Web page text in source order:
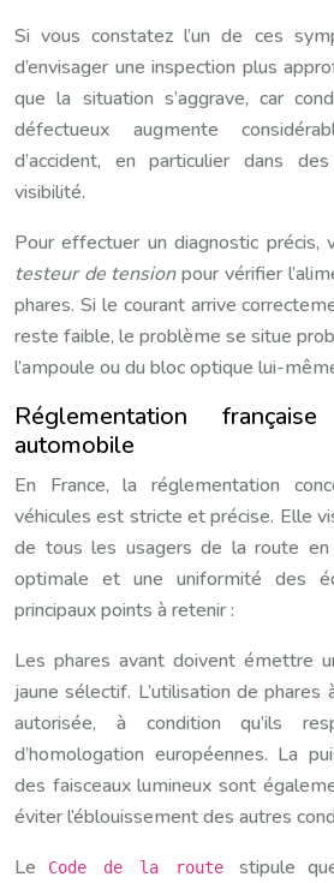
Si vous constatez l’un de ces
d’envisager une inspection plus
que la situation s’aggrave, car
défectueux augmente
d’accident, en particulier dans
visibilité.
Pour effectuer un diagnostic précis,
testeur de tensionpour vérifier
phares. Si le courant arrive
reste faible, le problème se situe
l’ampoule ou du bloc optique lui-
Réglementation
automobile
En France, la réglementation
véhicules est stricte et précise. Elle
de tous les usagers de la route en
optimale et une uniformité des
principaux points à retenir :
Les phares avant doivent émettre
jaune sélectif. L’utilisation de
autorisée, à condition qu’ils
d’homologation européennes. La
des faisceaux lumineux sont
éviter l’éblouissement des autres
Le
Code de la routestipule